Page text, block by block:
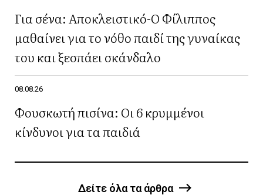
Για σένα: Αποκλειστικό-Ο Φίλιππος
μαθαίνει για το νόθο παιδί της γυναίκας
του και ξεσπάει σκάνδαλο
08.08.26
Φουσκωτή πισίνα: Οι 6 κρυμμένοι
κίνδυνοι για τα παιδιά
Δείτε όλα τα άρθρα